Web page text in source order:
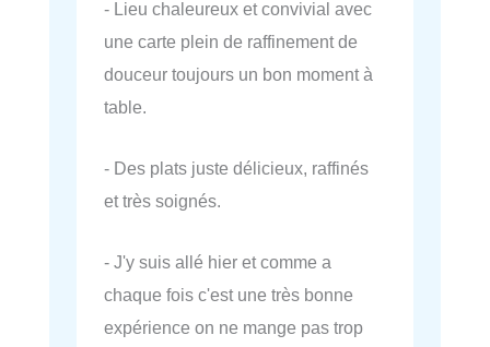
- Lieu chaleureux et convivial avec
une carte plein de raffinement de
douceur toujours un bon moment à
table.
- Des plats juste délicieux, raffinés
et très soignés.
- J'y suis allé hier et comme a
chaque fois c'est une très bonne
expérience on ne mange pas trop